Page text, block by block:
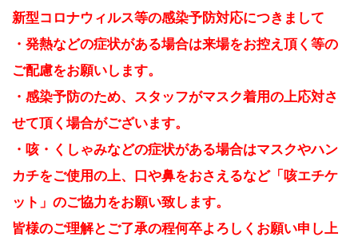
新型コロナウィルス等の感染予防対応につきまして
・発熱などの症状がある場合は来場をお控え頂く等の
ご配慮をお願いします。
・感染予防のため、スタッフがマスク着用の上応対さ
せて頂く場合がございます。
・咳・くしゃみなどの症状がある場合はマスクやハン
カチをご使用の上、口や鼻をおさえるなど「咳エチケ
ット」のご協力をお願い致します。
皆様のご理解とご了承の程何卒よろしくお願い申し上